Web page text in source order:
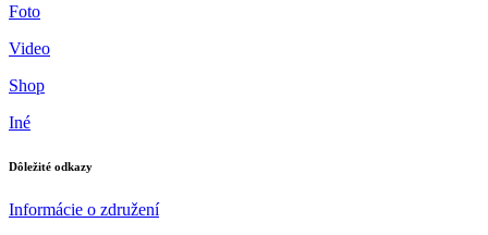
Foto
Video
Shop
Iné
Dôležité odkazy
Informácie o združení